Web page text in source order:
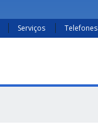
Serviços Telefones